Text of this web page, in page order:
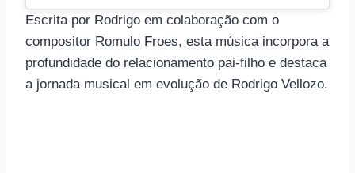
Escrita por Rodrigo em colaboração com o
compositor Romulo Froes, esta música incorpora a
profundidade do relacionamento pai-filho e destaca
a jornada musical em evolução de Rodrigo Vellozo.